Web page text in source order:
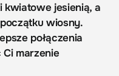
kwiatowe jesienią, a
wiosny.
połączenia
marzenie